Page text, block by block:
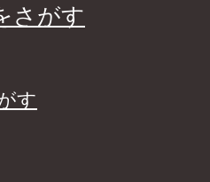
さがす
す